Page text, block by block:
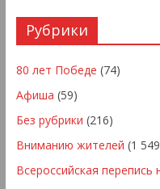
Рубрики
80 лет Победе (74)
Афиша (59)
Без рубрики (216)
Вниманию жителей (1
Всероссийская перепись